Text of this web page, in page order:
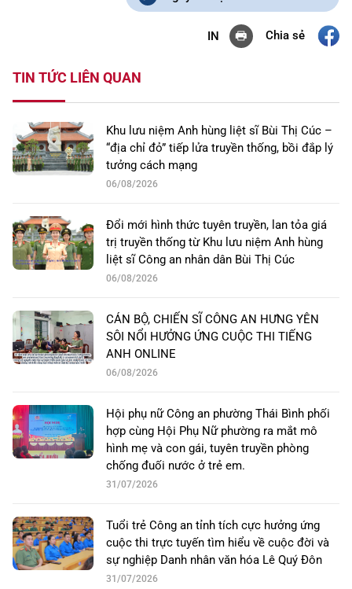
IN Chia sẻ
TIN TỨC LIÊN QUAN
Khu lưu niệm Anh hùng liệt sĩ Bùi Thị Cúc –
“địa chỉ đỏ” tiếp lửa truyền thống, bồi đắp lý
tưởng cách mạng
06/08/2026
Đổi mới hình thức tuyên truyền, lan tỏa giá
trị truyền thống từ Khu lưu niệm Anh hùng
liệt sĩ Công an nhân dân Bùi Thị Cúc
06/08/2026
CÁN BỘ, CHIẾN SĨ CÔNG AN HƯNG YÊN
SÔI NỔI HƯỞNG ỨNG CUỘC THI TIẾNG
ANH ONLINE
06/08/2026
Hội phụ nữ Công an phường Thái Bình phối
hợp cùng Hội Phụ Nữ phường ra mắt mô
hình mẹ và con gái, tuyên truyền phòng
chống đuối nước ở trẻ em.
31/07/2026
Tuổi trẻ Công an tỉnh tích cực hưởng ứng
cuộc thi trực tuyến tìm hiểu về cuộc đời và
sự nghiệp Danh nhân văn hóa Lê Quý Đôn
31/07/2026